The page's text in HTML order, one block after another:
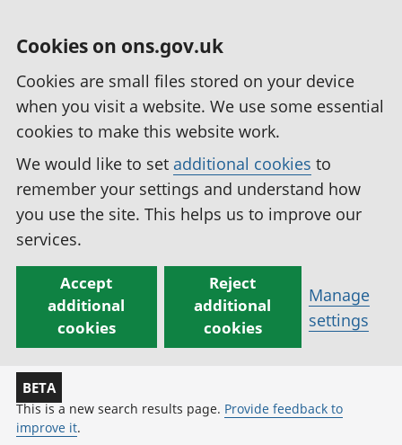
Cookies on ons.gov.uk
Cookies are small files stored on your device
when you visit a website. We use some essential
cookies to make this website work.
We would like to set additional cookies to
remember your settings and understand how
you use the site. This helps us to improve our
services.
Accept
additional
cookies
Reject
additional
cookies
Manage
settings
BETA
This is a new search results page. Provide feedback to
improve it.